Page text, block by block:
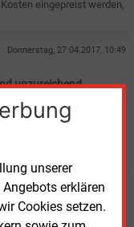
unserer
erklären
Cookies setzen.
eingepreist werden,
Donnerstag, 27.04.2017, 10:49
unzureichend
sind laut einer Studie
eines schweren
Mittwoch, 19.04.2017, 12:24